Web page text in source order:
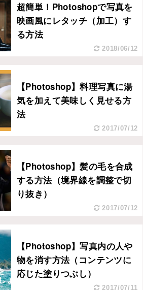
超簡単！Photoshopで写真を
映画風にレタッチ（加工）す
る方法
2018/06/12
【Photoshop】料理写真に湯
気を加えて美味しく見せる方
法
2017/07/12
【Photoshop】髪の毛を合成
する方法（境界線を調整で切
り抜き）
2017/07/12
【Photoshop】写真内の人や
物を消す方法（コンテンツに
応じた塗りつぶし）
2017/07/11